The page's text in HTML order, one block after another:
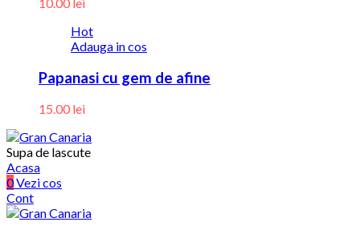
Hot
Adauga in cos
Papanasi cu gem de afine
15.00 lei
Supa de lascute
Acasa
0Vezi cos
Cont